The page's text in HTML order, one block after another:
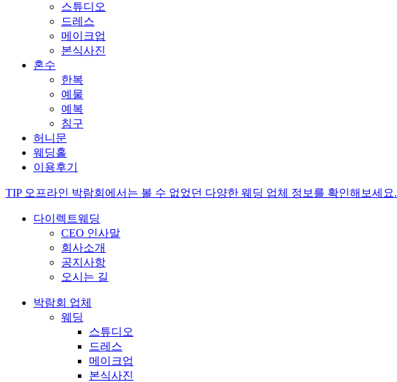
스튜디오
드레스
메이크업
본식사진
혼수
한복
예물
예복
침구
허니문
웨딩홀
이용후기
TIP오프라인 박람회에서는 볼 수 없었던 다양한 웨딩 업체 정보를 확인해보세요.
다이렉트웨딩
CEO 인사말
회사소개
공지사항
오시는 길
박람회 업체
웨딩
스튜디오
드레스
메이크업
본식사진